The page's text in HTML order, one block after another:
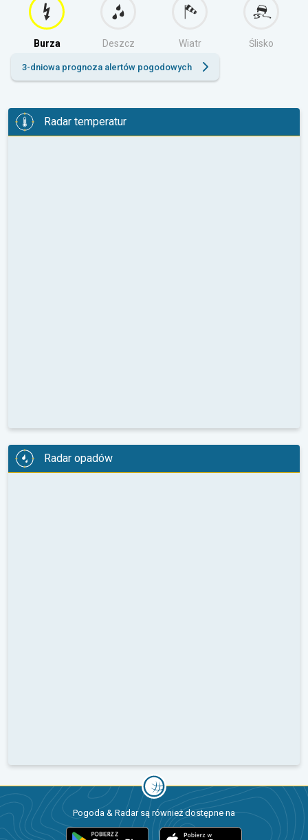
Burza Deszcz Wiatr Ślisko
3-dniowa prognoza alertów pogodowych
Radar temperatur
Radar opadów
Pogoda & Radar są również dostępne na